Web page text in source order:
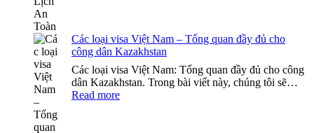
Các loại visa Việt Nam – Tổng quan đầy đủ cho
công dân Kazakhstan
Các loại visa Việt Nam: Tổng quan đầy đủ cho công
dân Kazakhstan. Trong bài viết này, chúng tôi sẽ…
Read more: